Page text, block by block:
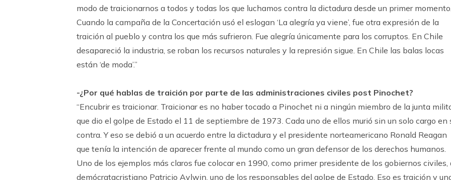
modo de traicionarnos a todos y todas los que luchamos contra la dictadura desde un primer momento.
Cuando la campaña de la Concertación usó el eslogan ‘La alegría ya viene’, fue otra expresión de la
traición al pueblo y contra los que más sufrieron. Fue alegría únicamente para los corruptos. En Chile
desapareció la industria, se roban los recursos naturales y la represión sigue. En Chile las balas locas
están ‘de moda’.”
-¿Por qué hablas de traición por parte de las administraciones civiles post Pinochet?
“Encubrir es traicionar. Traicionar es no haber tocado a Pinochet ni a ningún miembro de la junta
que dio el golpe de Estado el 11 de septiembre de 1973. Cada uno de ellos murió sin un solo cargo en
contra. Y eso se debió a un acuerdo entre la dictadura y el presidente norteamericano Ronald Reagan
que tenía la intención de aparecer frente al mundo como un gran defensor de los derechos humanos.
Uno de los ejemplos más claros fue colocar en 1990, como primer presidente de los gobiernos civiles,
demócratacristiano Patricio Aylwin, uno de los responsables del golpe de Estado. Eso es traición y